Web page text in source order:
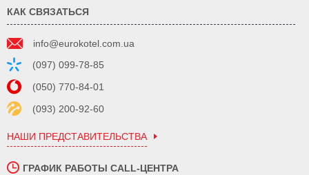
КАК СВЯЗАТЬСЯ
info@eurokotel.com.ua
(097) 099-78-85
(050) 770-84-01
(093) 200-92-60
НАШИ ПРЕДСТАВИТЕЛЬСТВА
ГРАФИК РАБОТЫ CALL-ЦЕНТРА